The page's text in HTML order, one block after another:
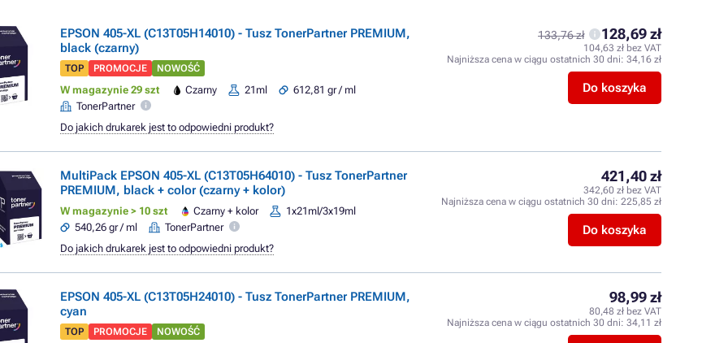
EPSON 405-XL (C13T05H14010) - Tusz TonerPartner PREMIUM,
black (czarny)
TOP PROMOCJE NOWOŚĆ
W magazynie 29 szt Czarny 21ml
612,81 gr / ml
TonerPartner
133,76 zł 128,69 zł
104,63 zł bez VAT
Najniższa cena w ciągu ostatnich 30 dni: 34,16 zł
Do koszyka
Do jakich drukarek jest to odpowiedni produkt?
MultiPack EPSON 405-XL (C13T05H64010) - Tusz TonerPartner
PREMIUM, black + color (czarny + kolor)
W magazynie > 10 szt Czarny + kolor
1x21ml/3x19ml
540,26 gr / ml
TonerPartner
421,40 zł
342,60 zł bez VAT
Najniższa cena w ciągu ostatnich 30 dni: 225,85 zł
Do koszyka
Do jakich drukarek jest to odpowiedni produkt?
EPSON 405-XL (C13T05H24010) - Tusz TonerPartner PREMIUM,
cyan
TOP PROMOCJE NOWOŚĆ
98,99 zł
80,48 zł bez VAT
Najniższa cena w ciągu ostatnich 30 dni: 34,11 zł